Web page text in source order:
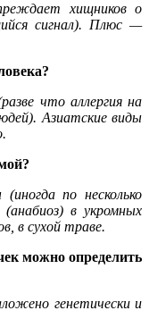
хищников о
сигнал). Плюс —
что аллергия на
Азиатские виды
по несколько
в укромных
в сухой траве.
можно определить
генетически и